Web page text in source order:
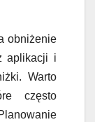
obniżenie
aplikacji i
Warto
często